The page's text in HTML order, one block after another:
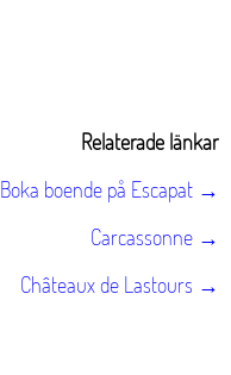
Relaterade länkar
Boka boende på Escapat →
Carcassonne →
Châteaux de Lastours →